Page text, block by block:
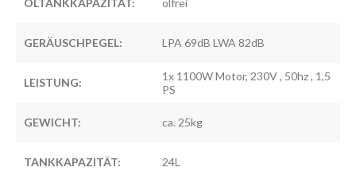
ÖLTANKKAPAZITÄT: ölfrei
GERÄUSCHPEGEL: LPA 69dB LWA 82dB
LEISTUNG:
1x 1100W Motor, 230V , 50hz , 1,5
PS
GEWICHT: ca. 25kg
TANKKAPAZITÄT: 24L